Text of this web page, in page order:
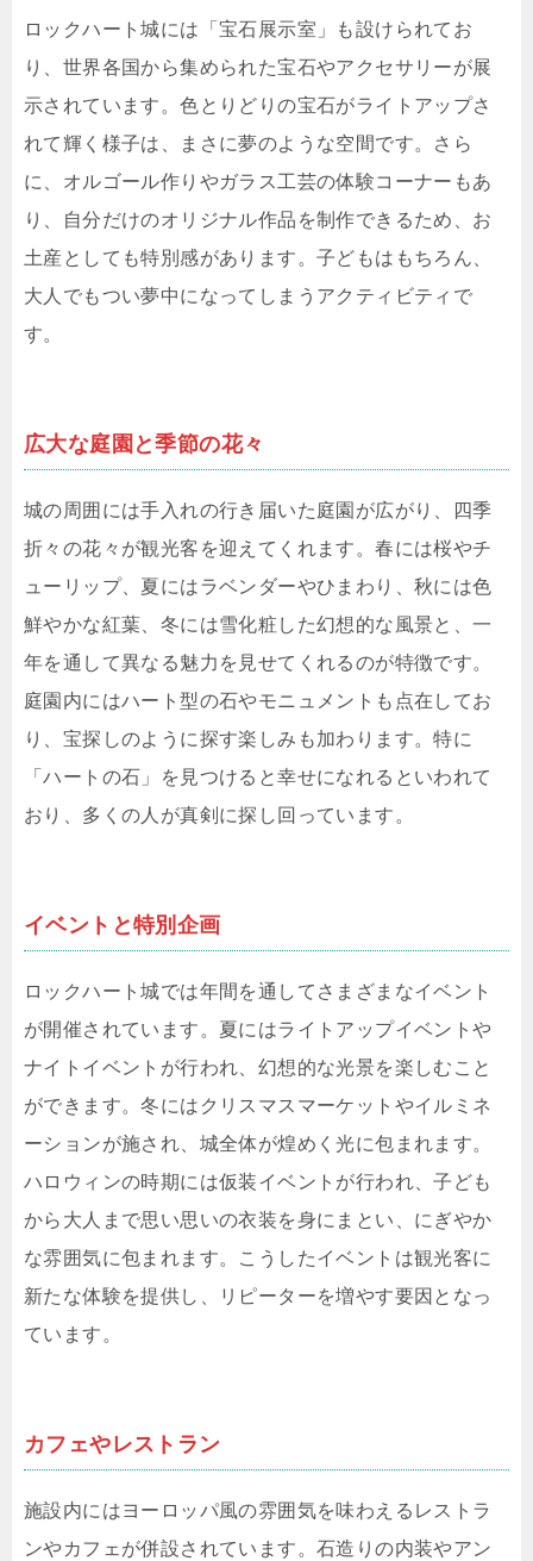
ロックハート城には「宝石展示室」も設けられてお
り、世界各国から集められた宝石やアクセサリーが展
示されています。色とりどりの宝石がライトアップさ
れて輝く様子は、まさに夢のような空間です。さら
に、オルゴール作りやガラス工芸の体験コーナーもあ
り、自分だけのオリジナル作品を制作できるため、お
土産としても特別感があります。子どもはもちろん、
大人でもつい夢中になってしまうアクティビティで
す。
広大な庭園と季節の花々
城の周囲には手入れの行き届いた庭園が広がり、四季
折々の花々が観光客を迎えてくれます。春には桜やチ
ューリップ、夏にはラベンダーやひまわり、秋には色
鮮やかな紅葉、冬には雪化粧した幻想的な風景と、一
年を通して異なる魅力を見せてくれるのが特徴です。
庭園内にはハート型の石やモニュメントも点在してお
り、宝探しのように探す楽しみも加わります。特に
「ハートの石」を見つけると幸せになれるといわれて
おり、多くの人が真剣に探し回っています。
イベントと特別企画
ロックハート城では年間を通してさまざまなイベント
が開催されています。夏にはライトアップイベントや
ナイトイベントが行われ、幻想的な光景を楽しむこと
ができます。冬にはクリスマスマーケットやイルミネ
ーションが施され、城全体が煌めく光に包まれます。
ハロウィンの時期には仮装イベントが行われ、子ども
から大人まで思い思いの衣装を身にまとい、にぎやか
な雰囲気に包まれます。こうしたイベントは観光客に
新たな体験を提供し、リピーターを増やす要因となっ
ています。
カフェやレストラン
施設内にはヨーロッパ風の雰囲気を味わえるレストラ
ンやカフェが併設されています。石造りの内装やアン